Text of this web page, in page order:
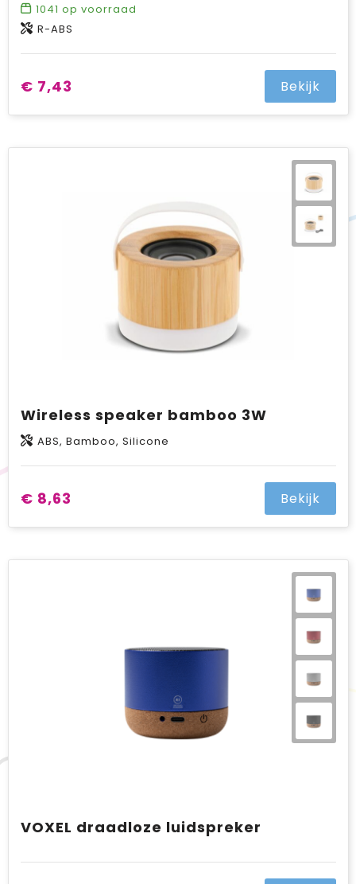
1041 op voorraad
R-ABS
€ 7,43 Bekijk
Wireless speaker bamboo 3W
ABS, Bamboo, Silicone
€ 8,63 Bekijk
VOXEL draadloze luidspreker